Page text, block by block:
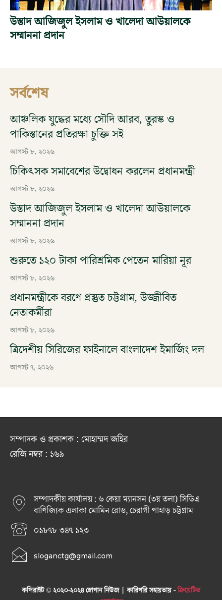
উস্তাদ আজিজুল ইসলাম ও খালেদা আউয়ালকে
সম্মাননা প্রদান
সর্বশেষ
আঞ্চলিক যুদ্ধের মধ্যে সৌদি আরব, তুরস্ক ও
পাকিস্তানের প্রতিরক্ষা চুক্তি সই
আগস্ট ৮, ২০২৬
চিকিৎসক সমাবেশের উদ্বোধন করলেন প্রধানমন্ত্রী
আগস্ট ৮, ২০২৬
উস্তাদ আজিজুল ইসলাম ও খালেদা আউয়ালকে
সম্মাননা প্রদান
আগস্ট ৮, ২০২৬
শুরুতে ১২০ টাকা পারিশ্রমিক পেতেন মারিয়া নূর
আগস্ট ৮, ২০২৬
প্রধানমন্ত্রীকে বরণে প্রস্তুত চট্টগ্রাম, উজ্জীবিত
নেতাকর্মীরা
আগস্ট ৮, ২০২৬
ত্রিদেশীয় সিরিজের ফাইনালে বাংলাদেশ ইমার্জিং দল
আগস্ট ৭, ২০২৬
সম্পাদক ও প্রকাশক : মোহাম্মদ জহির
রেজি নম্বর : ১৬৯
সম্পাদকীয় কার্যালয় : ৬ কেয়া ম্যানসন (৩য় তলা) সিডিএ
বাণিজ্যিক এলাকা মোমিন রোড, চেরাগী পাহাড় চট্টগ্রাম।
০১৮৭৮ ৩৪৭ ১২৩
sloganctg@gmail.com
কপিরাইট © ২০২০-২০২৪ স্লোগান নিউজ | কারিগরি সহায়তায় -ক্রিয়েটিভ